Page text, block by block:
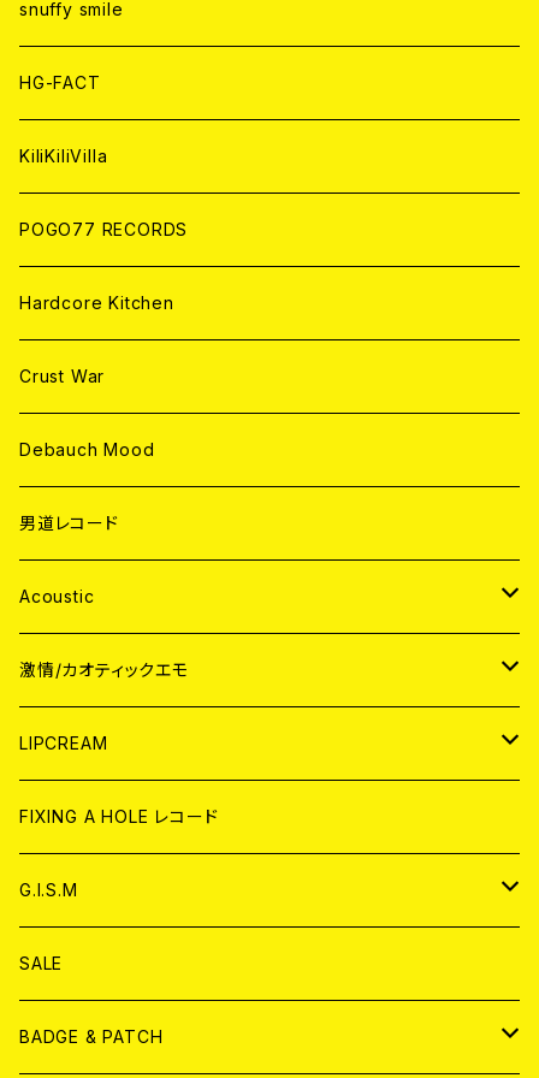
CD
ANALOG
CD
ANALOG
WORLD
CD
ANALOG
snuffy smile
HG-FACT
KiliKiliVilla
POGO77 RECORDS
Hardcore Kitchen
Crust War
Debauch Mood
男道レコード
Acoustic
JAPAN
CD
ANALOG
WORLD
CD
ANALOG
激情/カオティックエモ
JAPAN
CD
ANALOG
WORLD
CD
ANALOG
LIPCREAM
CD
アナログ
DVD
T-shirt & WEAR
FIXING A HOLE レコード
G.I.S.M
CD
ANALOG
SALE
BADGE & PATCH